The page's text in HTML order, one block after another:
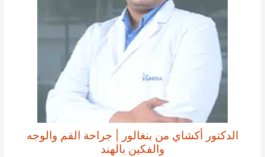
الدكتور أكشاي من بنغالور | جراحة الفم والوجه
والفكين بالهند